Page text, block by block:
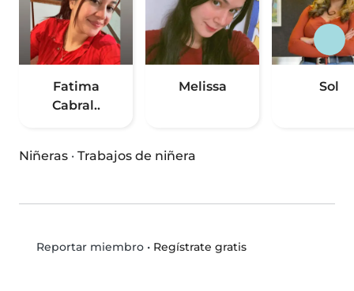
Fatima
Cabral..
Melissa Sol
Niñeras · Trabajos de niñera
Reportar miembro• Regístrate gratis